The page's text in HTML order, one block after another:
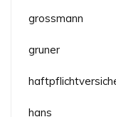
grossmann
gruner
hans